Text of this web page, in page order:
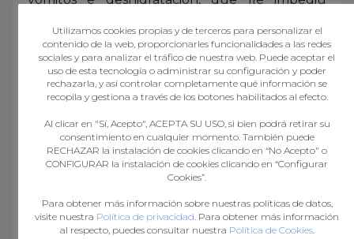
A medalla de prata acadada polo equipo
infantil feminino é a recompensa ao traballo de
todos os estamentos que compoñen o
Balonmán Galego; noraboa a todos e todas, e
gocemos desta hexemonía galaica!
Utilizamos cookies propias y de terceros para personalizar el
contenido de la web, proporcionarles funcionalidades a las redes
sociales y para analizar el tráfico de nuestra web. Puede aceptar el
uso de esta tecnología o administrar su configuración y poder
rechazarla, y así controlar completamente qué información se
recopila y gestiona a través de los botones habilitados al efecto.
Al clicar en "Sí, Acepto", ACEPTA SU USO, si bien podrá retirar su
consentimiento en cualquier momento. También puede
RECHAZAR la instalación de cookies clicando en “No Acepto" o
CONFIGURAR la instalación de cookies clicando en “Configurar
Cookies”.
Para obtener más información sobre nuestras políticas de datos,
visite nuestra Política de privacidad. Para obtener más información
al respecto, puedes consultar nuestra Política de Cookies.